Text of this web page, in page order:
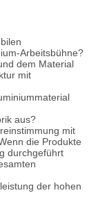
Arbeitsbühne?
dem Material
mit
aus?
mit
die Produkte
durchgeführt
der hohen